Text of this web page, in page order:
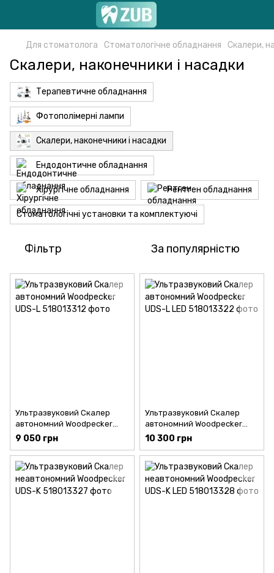
Для стоматолога Стоматологічне обладнання Скалери,
Скалери, наконечники і насадки
Терапевтичне обладнання
Фотополімерні лампи
Скалери, наконечники і насадки
Ендодонтичне обладнання
Хірургічне обладнання Рентген обладнання
Стоматологічні установки та комплектуючі
Фільтр За популярністю
Ультразвуковий Скалер
автономний Woodpecker
UDS-L
9 050 грн
Ультразвуковий Скалер
автономний Woodpecker
UDS-L LED
10 300 грн